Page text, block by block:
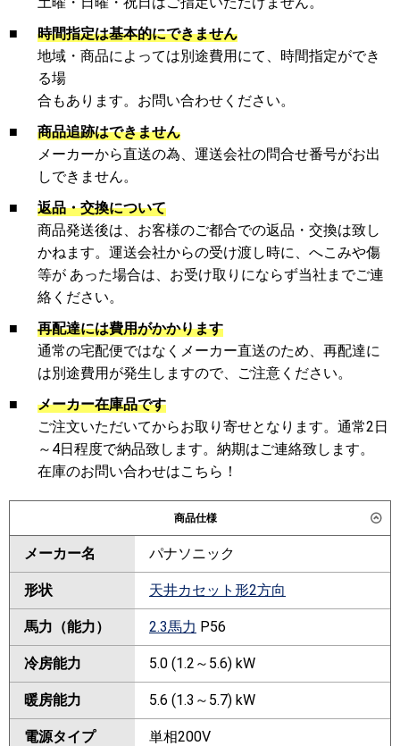
■
時間指定は基本的にできません
地域・商品によっては別途費用にて、時間指定ができ
る場
合もあります。お問い合わせください。
■
商品追跡はできません
メーカーから直送の為、運送会社の問合せ番号がお出
しできません。
■
返品・交換について
商品発送後は、お客様のご都合での返品・交換は致し
かねます。運送会社からの受け渡し時に、へこみや傷
等が あった場合は、お受け取りにならず当社までご連
絡ください。
■
再配達には費用がかかります
通常の宅配便ではなくメーカー直送のため、再配達に
は別途費用が発生しますので、ご注意ください。
■
メーカー在庫品です
ご注文いただいてからお取り寄せとなります。通常2日
～4日程度で納品致します。納期はご連絡致します。
在庫のお問い合わせはこちら！
商品仕様
メーカー名 パナソニック
形状 天井カセット形2方向
馬力（能力） 2.3馬力 P56
冷房能力 5.0 (1.2～5.6) kW
暖房能力 5.6 (1.3～5.7) kW
電源タイプ 単相200V